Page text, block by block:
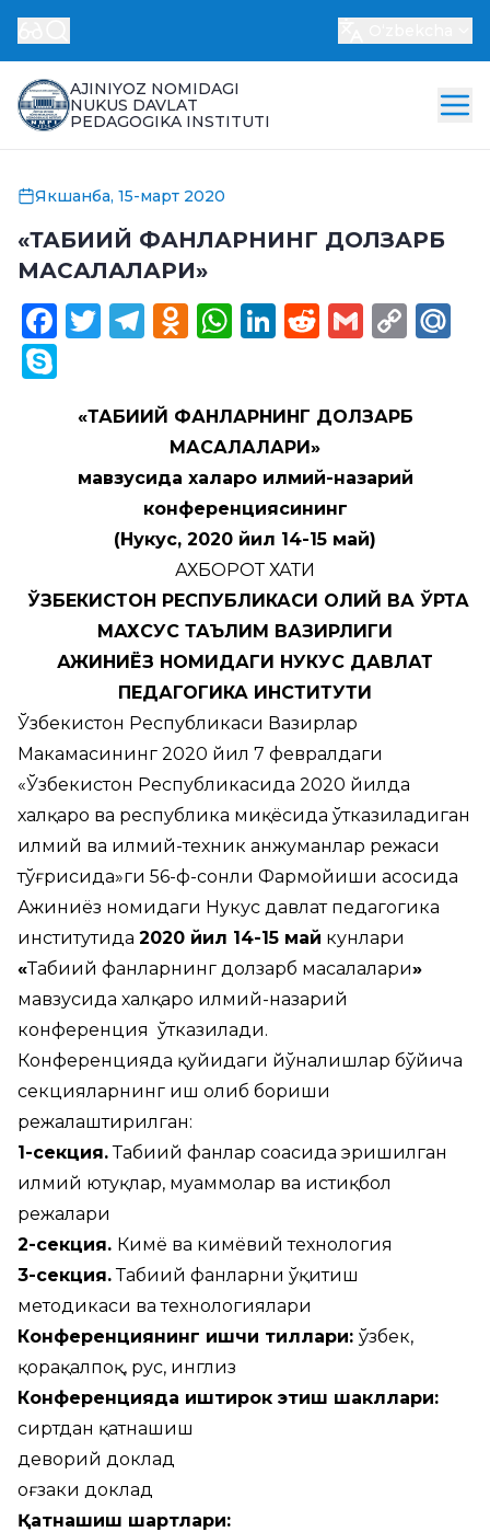
AJINIYOZ NOMIDAGI
NUKUS DAVLAT
PEDAGOGIKA INSTITUTI
Якшанба, 15-март 2020
«ТАБИИЙ ФАНЛАРНИНГ ДОЛЗАРБ
МАСАЛАЛАРИ»
Facebook
Twitter
Telegram
Odnoklassniki
WhatsApp
LinkedIn
Reddit
Gmail
«ТАБИИЙ ФАНЛАРНИНГ ДОЛЗАРБ
МАСАЛАЛАРИ»
мавзусида халқаро илмий-назарий
конференциясининг
(Нукус, 2020 йил 14-15 май)
АХБОРОТ ХАТИ
ЎЗБЕКИСТОН РЕСПУБЛИКАСИ ОЛИЙ ВА ЎРТА
МАХСУС ТАЪЛИМ ВАЗИРЛИГИ
АЖИНИЁЗ НОМИДАГИ НУКУС ДАВЛАТ
ПЕДАГОГИКА ИНСТИТУТИ
Ўзбекистон Республикаси Вазирлар
Маҳкамасининг 2020 йил 7 февралдаги
«Ўзбекистон Республикасида 2020 йилда
халқаро ва республика миқёсида ўтказиладиган
илмий ва илмий-техник анжуманлар режаси
тўғрисида»ги 56-ф-сонли Фармойиши асосида
Ажиниёз номидаги Нукус давлат педагогика
институтида 2020 йил 14-15 май кунлари
«Табиий фанларнинг долзарб масалалари»
мавзусида халқаро илмий-назарий
конференция ўтказилади.
Конференцияда қуйидаги йўналишлар бўйича
секцияларнинг иш олиб бориши
режалаштирилган:
1-секция.Табиий фанлар соҳасида эришилган
илмий ютуқлар, муаммолар ва истиқбол
режалари
2-секция. Кимё ва кимёвий технология
3-секция.Табиий фанларни ўқитиш
методикаси ва технологиялари
Конференциянинг ишчи тиллари: ўзбек,
қорақалпоқ, рус, инглиз
Конференцияда иштирок этиш шакллари:
сиртдан қатнашиш
деворий доклад
оғзаки доклад
Қатнашиш шартлари: